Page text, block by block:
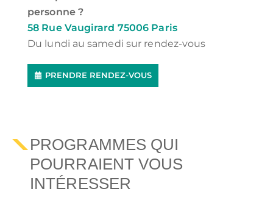
personne ?
58 Rue Vaugirard 75006 Paris
Du lundi au samedi sur rendez-vous
PRENDRE RENDEZ-VOUS
PROGRAMMES QUI
POURRAIENT VOUS
INTÉRESSER